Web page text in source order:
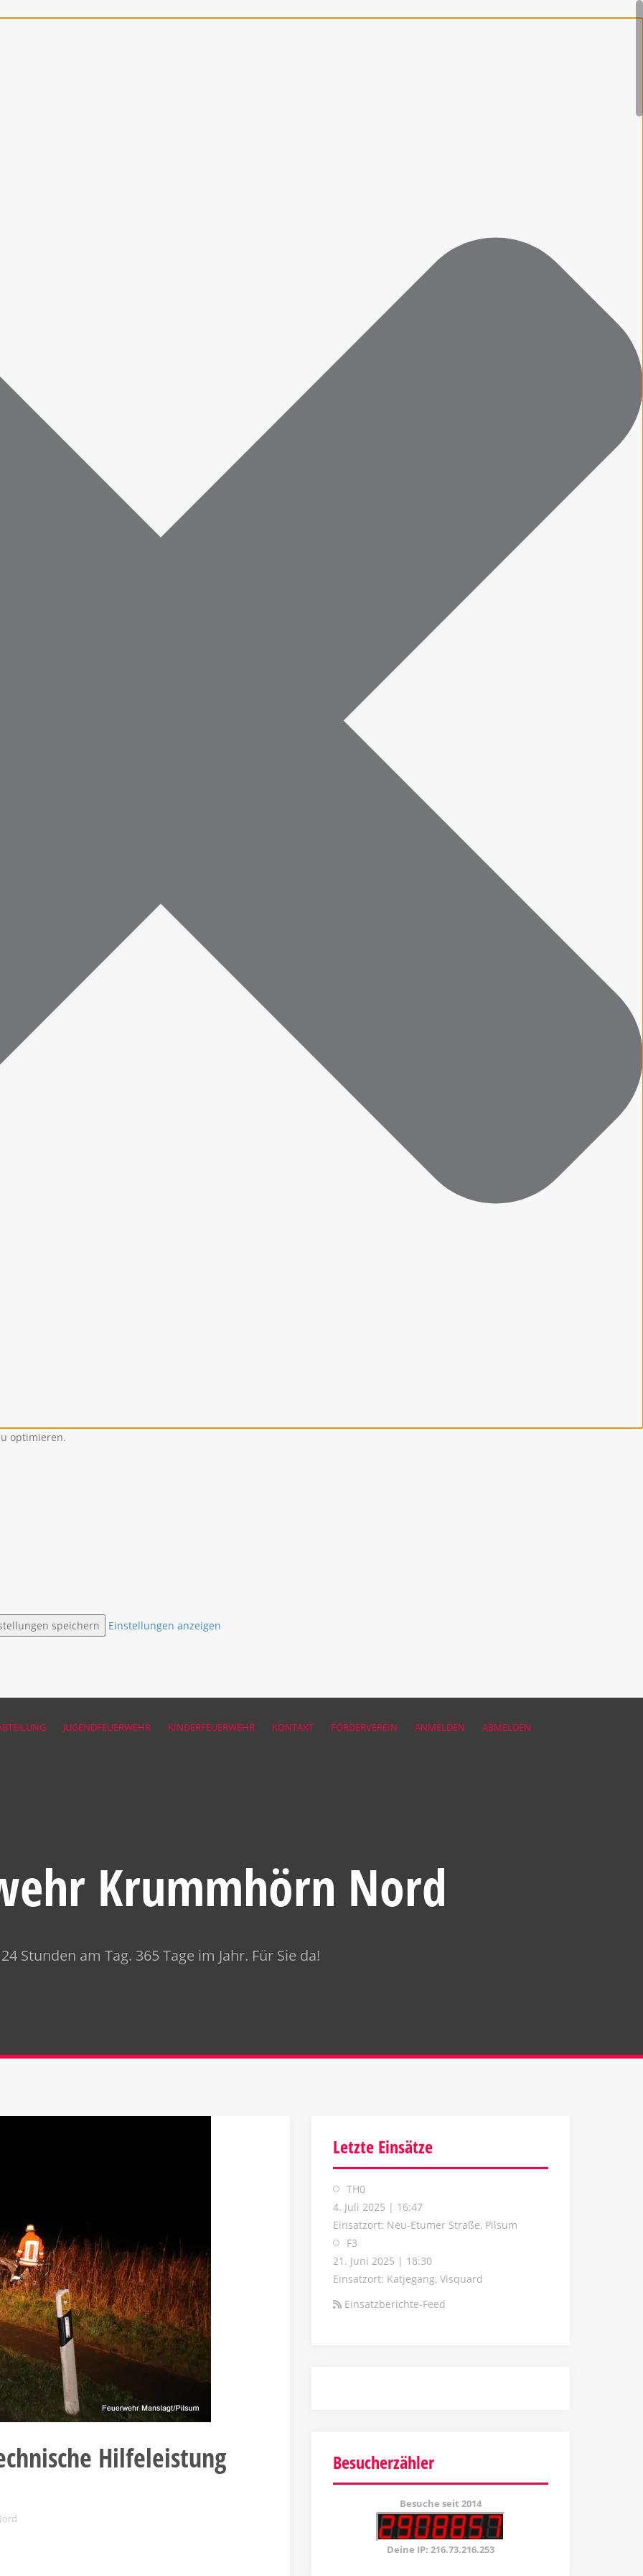
optimieren.
speichern
Einstellungen anzeigen
JUGENDFEUERWEHR KINDERFEUERWEHR KONTAKT FÖRDERVEREIN ANMELDEN ABMELDEN
Krummhörn Nord
24 Stunden am Tag. 365 Tage im Jahr. Für Sie da!
Hilfeleistung
Letzte Einsätze
TH0
4. Juli 2025 | 16:47
Einsatzort: Neu-Etumer Straße, Pilsum
F3
21. Juni 2025 | 18:30
Einsatzort: Katjegang, Visquard
Einsatzberichte-Feed
Besucherzähler
Besuche seit 2014
Deine IP: 216.73.216.253